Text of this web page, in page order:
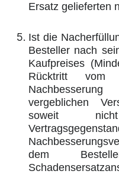
Ersatz gelieferten
Ist die
Besteller nach
Kaufpreises
Rücktritt vom
vergeblichen
soweit
dem